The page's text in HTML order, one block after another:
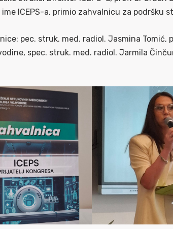
ICEPS-a, primio zahvalnicu za podršku
pec. struk. med. radiol. Jasmina Tomić,
spec. struk. med. radiol. Jarmila